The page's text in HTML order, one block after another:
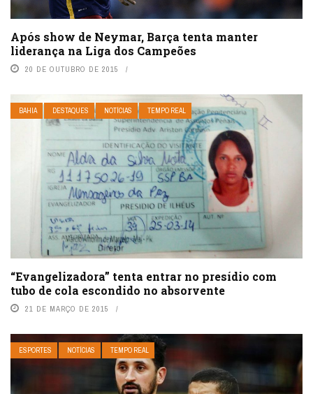
Após show de Neymar, Barça tenta manter
liderança na Liga dos Campeões
20 DE OUTUBRO DE 2015
BAHIA DESTAQUES NOTÍCIAS TEMPO REAL
“Evangelizadora” tenta entrar no presídio com
tubo de cola escondido no absorvente
21 DE MARÇO DE 2015
ESPORTES NOTÍCIAS TEMPO REAL